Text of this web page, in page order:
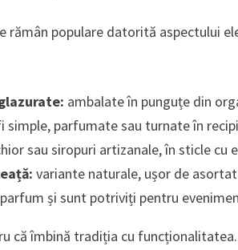
rămân populare datorită aspectului
ambalate în punguțe din
simple, parfumate sau turnate în
sau siropuri artizanale, în sticle cu
variante naturale, ușor de
și sunt potriviți pentru
că îmbină tradiția cu